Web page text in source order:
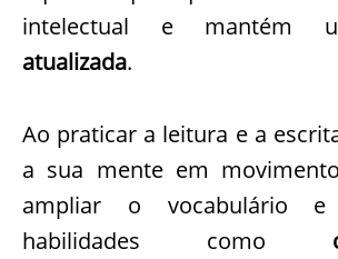
intelectual e mantém
atualizada.
Ao praticar a leitura e a
a sua mente em
ampliar o vocabulário
habilidades como